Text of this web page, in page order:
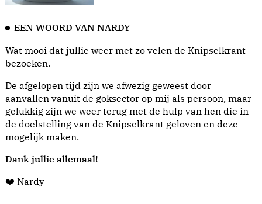
EEN WOORD VAN NARDY
Wat mooi dat jullie weer met zo velen de Knipselkrant
bezoeken.
De afgelopen tijd zijn we afwezig geweest door
aanvallen vanuit de goksector op mij als persoon, maar
gelukkig zijn we weer terug met de hulp van hen die in
de doelstelling van de Knipselkrant geloven en deze
mogelijk maken.
Dank jullie allemaal!
❤️ Nardy